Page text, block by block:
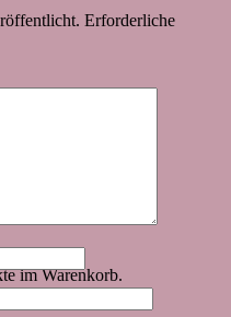
im Warenkorb.
Erforderliche